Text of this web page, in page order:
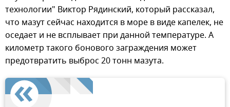
технологии" Виктор Рядинский, который рассказал,
что мазут сейчас находится в море в виде капелек, не
оседает и не всплывает при данной температуре. А
километр такого бонового заграждения может
предотвратить выброс 20 тонн мазута.